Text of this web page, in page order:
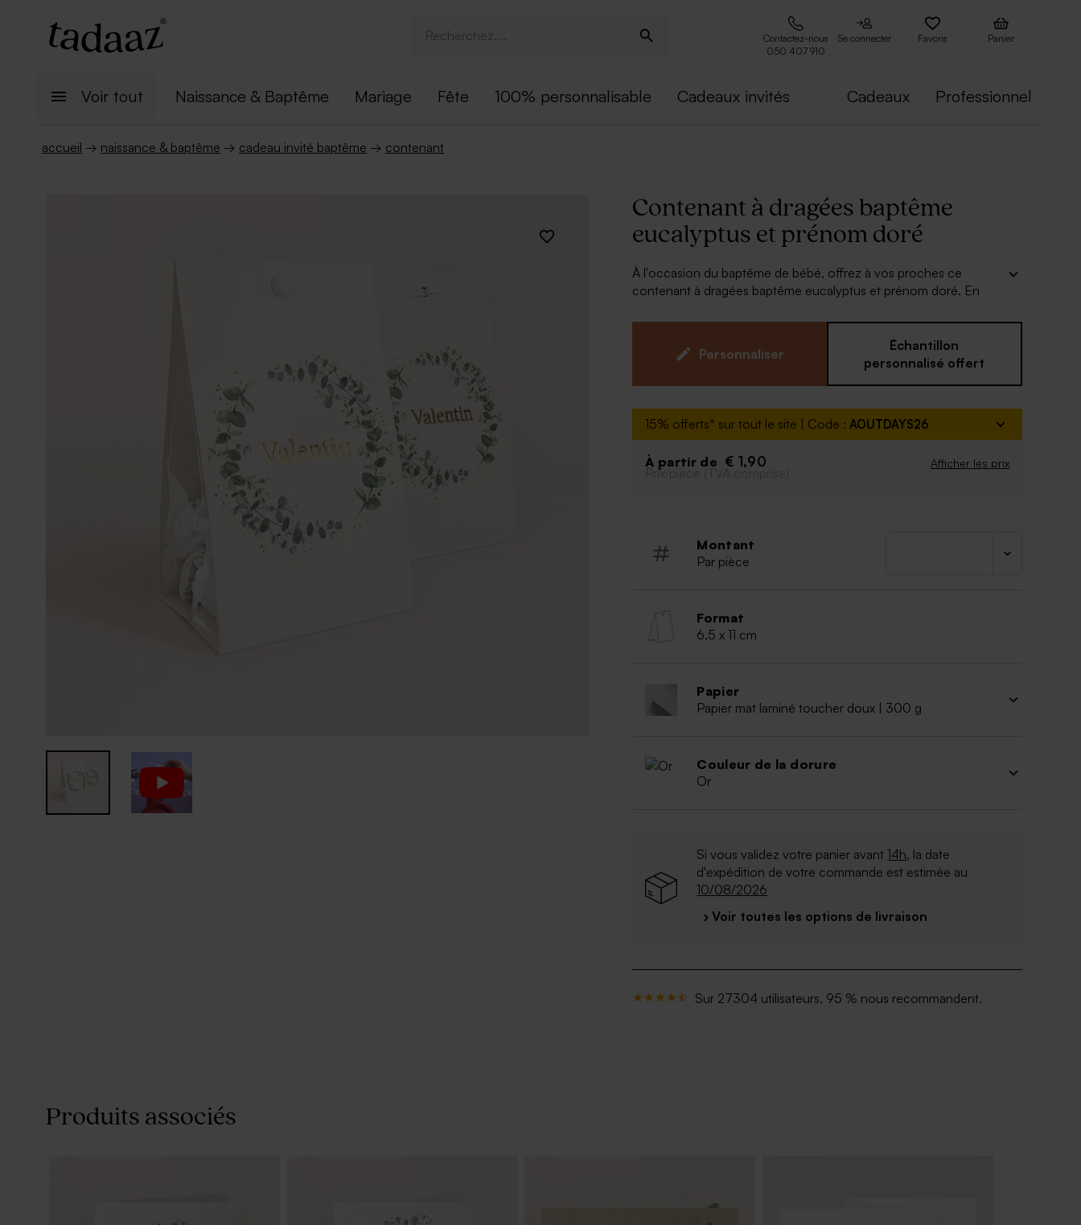
Contactez-nous
050 407 910
Se connecter Favoris Panier
Voir tout Naissance & Baptême Mariage Fête 100% personnalisable Cadeaux invités Cadeaux Professionnel
accueil → naissance & baptême → cadeau invité baptême → contenant
Contenant à dragées baptême
eucalyptus et prénom doré
À l'occasion du baptême de bébé, offrez à vos proches ce
contenant à dragées baptême eucalyptus et prénom doré. En
baptême vêtue de blanc. Le prénom de bébé, imprimé en dorure
et en relief est la première chose qui attirera l'œil de vos convives.
Ajoutez les dragées dans le sachet plastique et fermez le
* Sachet mica conforme aux normes alimentaires inclus
Personnaliser
Échantillon
personnalisé offert
15% offerts* sur tout le site | Code :AOUTDAYS26
À partir de € 1,90 Afficher les prix
Prix/pièce (TVA comprise)
Montant
Par pièce
Format
6,5 x 11 cm
Papier
Papier mat laminé toucher doux | 300 g
Couleur de la dorure
Or
Si vous validez votre panier avant14h, la date
d'expédition de votre commande est estimée au
10/08/2026
› Voir toutes les options de livraison
Sur 27304 utilisateurs, 95 % nous recommandent.
Produits associés